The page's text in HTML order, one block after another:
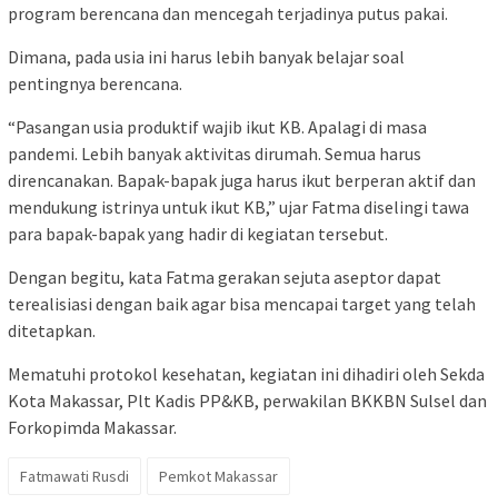
program berencana dan mencegah terjadinya putus pakai.
Dimana, pada usia ini harus lebih banyak belajar soal
pentingnya berencana.
“Pasangan usia produktif wajib ikut KB. Apalagi di masa
pandemi. Lebih banyak aktivitas dirumah. Semua harus
direncanakan. Bapak-bapak juga harus ikut berperan aktif dan
mendukung istrinya untuk ikut KB,” ujar Fatma diselingi tawa
para bapak-bapak yang hadir di kegiatan tersebut.
Dengan begitu, kata Fatma gerakan sejuta aseptor dapat
terealisiasi dengan baik agar bisa mencapai target yang telah
ditetapkan.
Mematuhi protokol kesehatan, kegiatan ini dihadiri oleh Sekda
Kota Makassar, Plt Kadis PP&KB, perwakilan BKKBN Sulsel dan
Forkopimda Makassar.
Fatmawati Rusdi Pemkot Makassar